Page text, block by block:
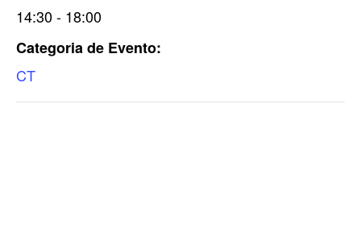
14:30 - 18:00
Categoria de Evento:
CT